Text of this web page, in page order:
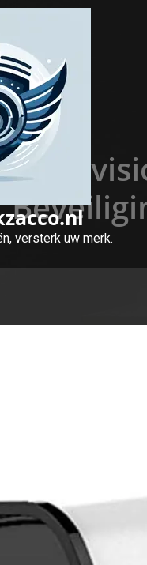
versterk uw merk.